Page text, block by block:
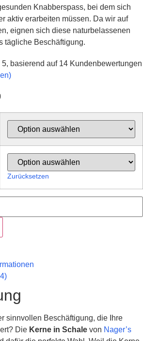
Knabberspass, bei dem sich
aktiv erarbeiten müssen. Da wir auf
eignen sich diese naturbelassenen
tägliche Beschäftigung.
5, basierend auf 14 Kundenbewertungen
Preisspanne:
bis
CHF 5.80
Zurücksetzen
sinnvollen Beschäftigung, die Ihre
Die Kerne in Schale von Nager’s